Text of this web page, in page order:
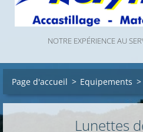
NOTRE EXPÉRIENCE AU
Page d'accueil > Equipements >
Lunettes